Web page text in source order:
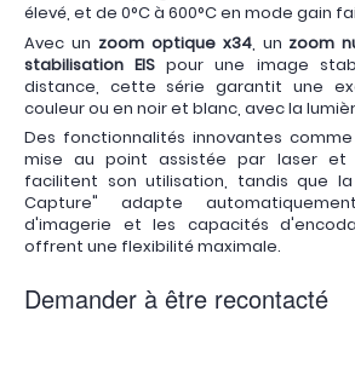
élevé, et de 0°C à 600°C en mode gain
Avec un zoom optique x34, un zoom
stabilisation EIS pour une image
distance, cette série garantit une
couleur ou en noir et blanc, avec la
Des fonctionnalités innovantes
mise au point assistée par laser et
facilitent son utilisation, tandis que
Capture" adapte
d'imagerie et les capacités
offrent une flexibilité maximale.
Demander à être recontacté